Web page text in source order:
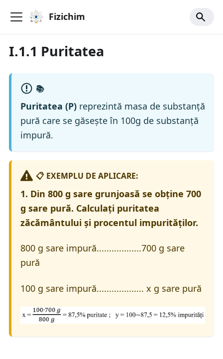
Fizichim
I.1.1 Puritatea
📚
Puritatea (P) reprezintă masa de substanță
pură care se găsește în 100g de substanță
impură.
📋 EXEMPLU DE APLICARE:
1. Din 800 g sare grunjoasă se obține 700
g sare pură. Calculați puritatea
zăcământului și procentul impurităților.
800 g sare impură..................700 g sare
pură
100 g sare impură................... x g sare pură